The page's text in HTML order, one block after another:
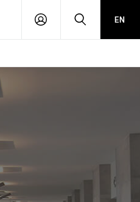
PŘIHLÁSIT HLEDATEN